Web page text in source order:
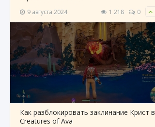
9 августа 2024 1 218 0
Как разблокировать заклинание Крист в
Creatures of Ava